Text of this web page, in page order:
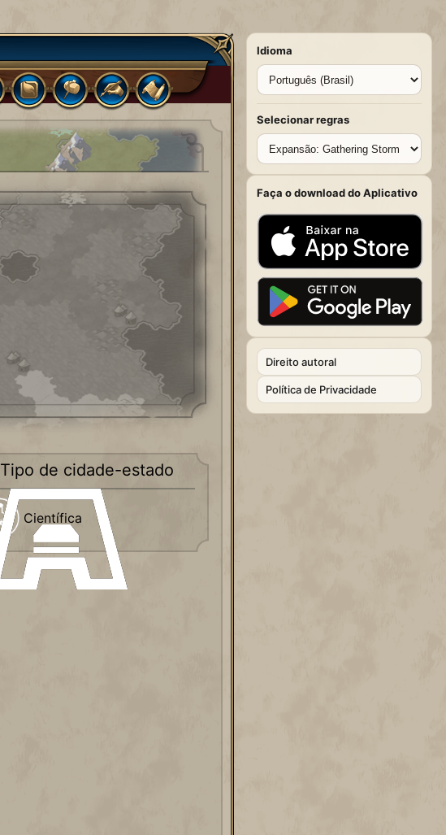
Tipo de cidade-estado
Científica
Idioma
Selecionar regras
Faça o download do Aplicativo
Direito autoral
Política de Privacidade